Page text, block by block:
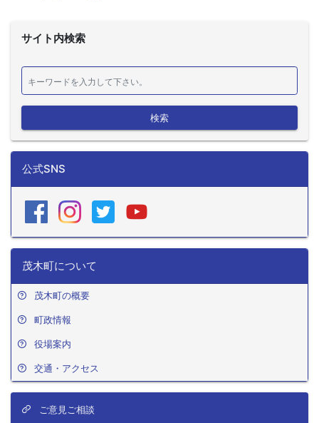
サイト内検索
検索
公式SNS
茂木町について
茂木町の概要
町政情報
役場案内
交通・アクセス
ご意見ご相談